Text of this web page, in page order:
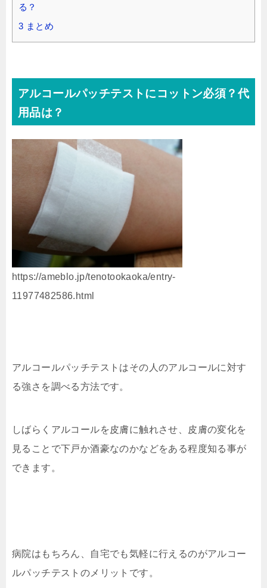
る？
3 まとめ
アルコールパッチテストにコットン必須？代
用品は？
https://ameblo.jp/tenotookaoka/entry-
11977482586.html
アルコールパッチテストはその人のアルコールに対す
る強さを調べる方法です。
しばらくアルコールを皮膚に触れさせ、皮膚の変化を
見ることで下戸か酒豪なのかなどをある程度知る事が
できます。
病院はもちろん、自宅でも気軽に行えるのがアルコー
ルパッチテストのメリットです。